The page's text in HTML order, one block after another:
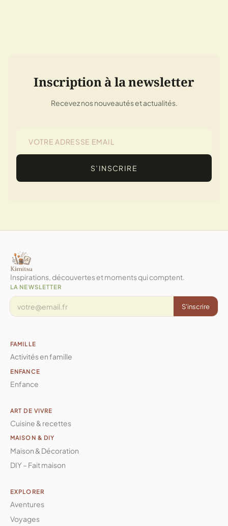
Inscription à la newsletter
Recevez nos nouveautés et actualités.
S’INSCRIRE
Inspirations, découvertes et moments qui comptent.
LA NEWSLETTER
S'inscrire
FAMILLE
Activités en famille
ENFANCE
Enfance
ART DE VIVRE
Cuisine & recettes
MAISON & DIY
Maison & Décoration
DIY – Fait maison
EXPLORER
Aventures
Voyages